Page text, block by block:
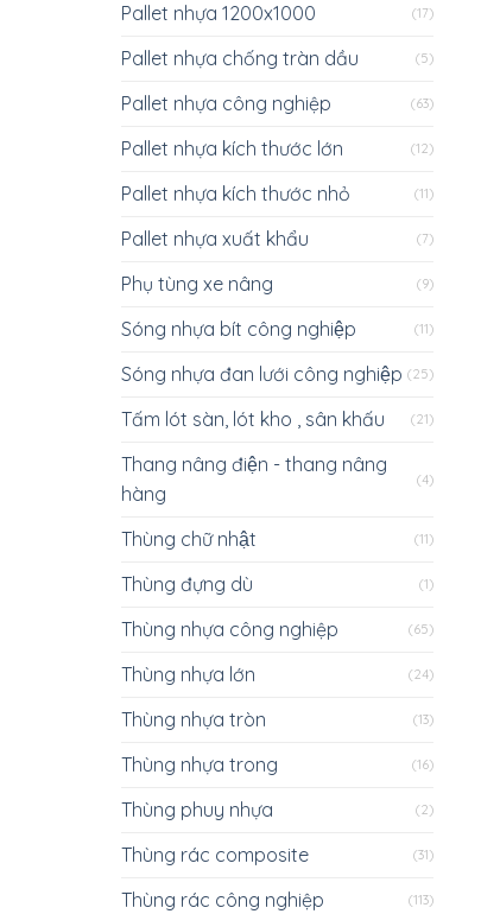
Pallet nhựa 1200x1000 (17)
Pallet nhựa chống tràn dầu (5)
Pallet nhựa công nghiệp (63)
Pallet nhựa kích thước lớn (12)
Pallet nhựa kích thước nhỏ (11)
Pallet nhựa xuất khẩu (7)
Phụ tùng xe nâng (9)
Sóng nhựa bít công nghiệp (11)
Sóng nhựa đan lưới công nghiệp (25)
Tấm lót sàn, lót kho , sân khấu (21)
Thang nâng điện - thang nâng
hàng
(4)
Thùng chữ nhật (11)
Thùng đựng dù (1)
Thùng nhựa công nghiệp (65)
Thùng nhựa lớn (24)
Thùng nhựa tròn (13)
Thùng nhựa trong (16)
Thùng phuy nhựa (2)
Thùng rác composite (31)
Thùng rác công nghiệp (113)